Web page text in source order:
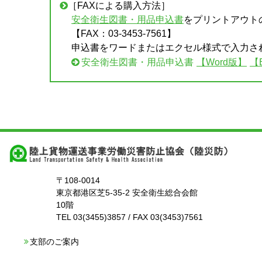
［FAXによる購入方法］
安全衛生図書・用品申込書をプリントアウ
【FAX：03-3453-7561】
申込書をワードまたはエクセル様式で入力
安全衛生図書・用品申込書
【Word版】
〒108-0014
東京都港区芝5-35-2 安全衛生総合会館
10階
TEL 03(3455)3857 / FAX 03(3453)7561
支部のご案内